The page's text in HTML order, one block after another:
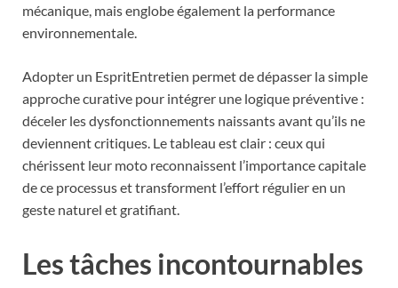
mécanique, mais englobe également la performance
environnementale.
Adopter un EspritEntretien permet de dépasser la simple
approche curative pour intégrer une logique préventive :
déceler les dysfonctionnements naissants avant qu’ils ne
deviennent critiques. Le tableau est clair : ceux qui
chérissent leur moto reconnaissent l’importance capitale
de ce processus et transforment l’effort régulier en un
geste naturel et gratifiant.
Les tâches incontournables